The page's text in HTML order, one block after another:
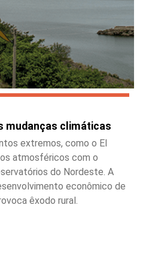
mudanças climáticas
extremos, como o El
atmosféricos com o
do Nordeste. A
econômico de
êxodo rural.